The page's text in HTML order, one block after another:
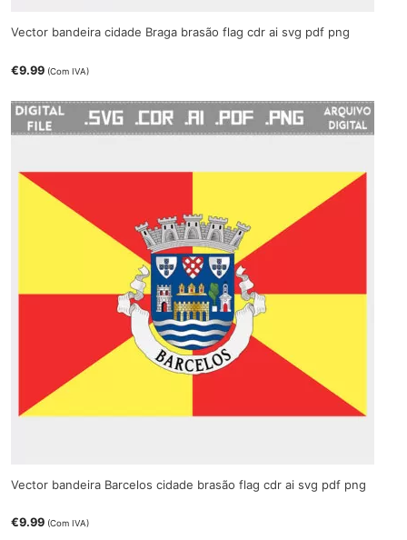
Vector bandeira cidade Braga brasão flag cdr ai svg pdf png
€9.99 (Com IVA)
Vector bandeira Barcelos cidade brasão flag cdr ai svg pdf png
€9.99 (Com IVA)